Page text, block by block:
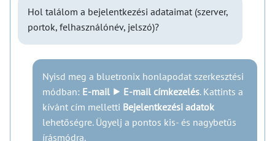
Hol találom a bejelentkezési adataimat (szerver,
portok, felhasználónév, jelszó)?
Nyisd meg a bluetronix honlapodat szerkesztési
módban: E-mail ⯈ E-mail címkezelés. Kattints a
kívánt cím melletti Bejelentkezési adatok
lehetőségre. Ügyelj a pontos kis- és nagybetűs
írásmódra.